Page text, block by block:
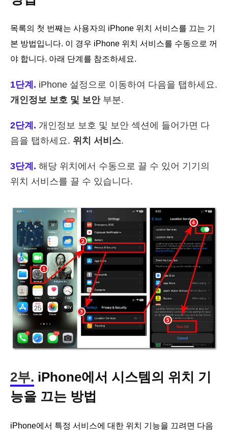
목록의 첫 번째는 사용자의 iPhone 위치 서비스를 끄는 기
본 방법입니다. 이 경우 iPhone 위치 서비스를 수동으로 꺼
야 합니다. 아래 단계를 참조하세요.
1단계. iPhone 설정으로 이동하여 다음을 탭하세요.
개인정보 보호 및 보안부분.
2단계. 개인정보 보호 및 보안 섹션에 들어가면 다
음을 탭하세요. 위치 서비스.
3단계. 해당 위치에서 수동으로 끌 수 있어 기기의
위치 서비스를 끌 수 있습니다.
2부. iPhone에서 시스템의 위치 기
능을 끄는 방법
iPhone에서 특정 서비스에 대한 위치 기능을 끄려면 다음